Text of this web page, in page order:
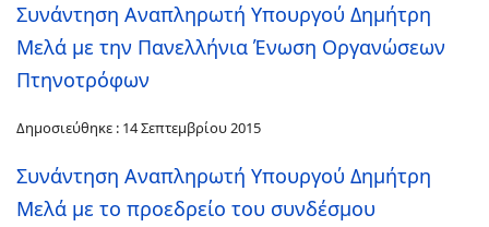
Συνάντηση Αναπληρωτή Υπουργού Δημήτρη
Μελά με την Πανελλήνια Ένωση Οργανώσεων
Πτηνοτρόφων
Δημοσιεύθηκε : 14 Σεπτεμβρίου 2015
Συνάντηση Αναπληρωτή Υπουργού Δημήτρη
Μελά με το προεδρείο του συνδέσμου